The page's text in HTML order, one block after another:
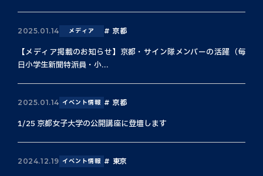
2025.01.14 メディア 京都
【メディア掲載のお知らせ】京都・サイン隊メンバーの活躍（毎
日小学生新聞特派員・小...
2025.01.14 イベント情報 京都
1/25 京都女子大学の公開講座に登壇します
2024.12.19 イベント情報 東京